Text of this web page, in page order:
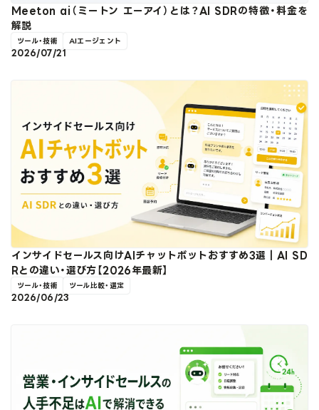
Meeton ai（ミートン エーアイ）とは？AI SDRの特徴・料金を
解説
ツール・技術 AIエージェント
2026/07/21
インサイドセールス向けAIチャットボットおすすめ3選｜AI SD
Rとの違い・選び方【2026年最新】
ツール・技術 ツール比較・選定
2026/06/23